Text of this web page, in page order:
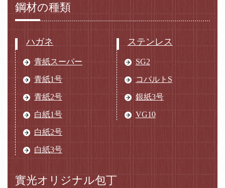
鋼材の種類
ハガネ
青紙スーパー
青紙1号
青紙2号
白紙1号
白紙2号
白紙3号
ステンレス
SG2
コバルトS
銀紙3号
VG10
實光オリジナル包丁